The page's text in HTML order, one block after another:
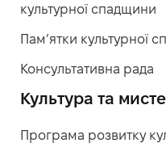
культурної спадщини
Пам’ятки культурної
Консультативна рада
Культура та
Програма розвитку